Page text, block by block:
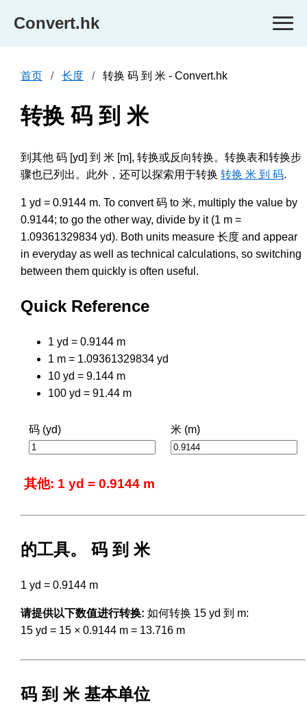
Convert.hk
首页 长度 转换 码 到 米 - Convert.hk
转换 码 到 米
到其他 码 [yd] 到 米 [m], 转换或反向转换。转换表和转换步
骤也已列出。此外，还可以探索用于转换 转换 米 到 码.
1 yd = 0.9144 m. To convert 码 to 米, multiply the value by
0.9144; to go the other way, divide by it (1 m =
1.09361329834 yd). Both units measure 长度 and appear
in everyday as well as technical calculations, so switching
between them quickly is often useful.
Quick Reference
1 yd = 0.9144 m
1 m = 1.09361329834 yd
10 yd = 9.144 m
100 yd = 91.44 m
码 (yd) 米 (m)
其他: 1 yd = 0.9144 m
的工具。 码 到 米
1 yd = 0.9144 m
请提供以下数值进行转换: 如何转换 15 yd 到 m:
15 yd = 15 × 0.9144 m = 13.716 m
码 到 米 基本单位